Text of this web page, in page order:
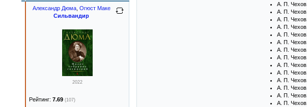
А. П. Чехов.
А. П. Чехов.
А. П. Чехов.
А. П. Чехов.
А. П. Чехов.
А. П. Чехов.
А. П. Чехов.
А. П. Чехов.
А. П. Чехов.
А. П. Чехов.
А. П. Чехов.
А. П. Чехов.
А. П. Чехов.
А. П. Чехов.
Александр Дюма, Огюст Маке
Сильвандир
2022
Рейтинг: 7.69 (107)